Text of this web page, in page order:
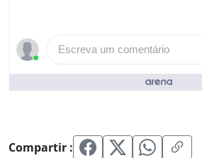
Escreva um comentário
Pessoas que curtiram ()
Compartir :